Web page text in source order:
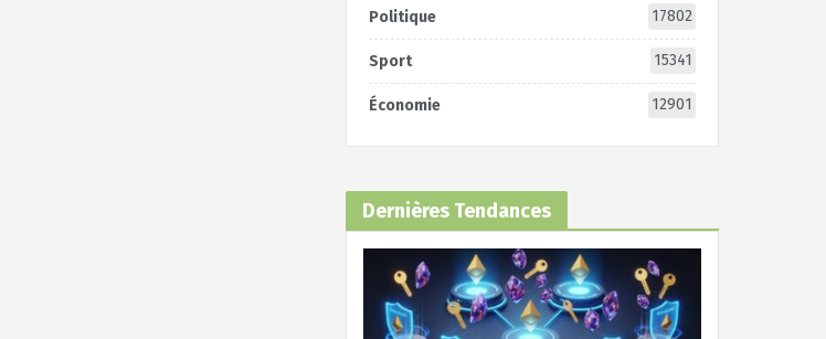
Politique 17802
Sport 15341
Économie 12901
Dernières Tendances